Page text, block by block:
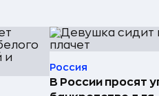
Россия
В России просят